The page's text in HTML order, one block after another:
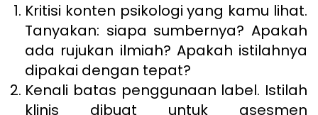
Kritisi konten psikologi yang kamu lihat.
Tanyakan: siapa sumbernya? Apakah
ada rujukan ilmiah? Apakah istilahnya
dipakai dengan tepat?
Kenali batas penggunaan label. Istilah
klinis dibuat untuk asesmen